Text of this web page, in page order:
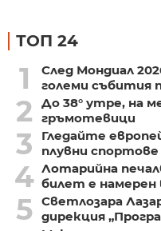
ТОП 24
1
След Мондиал
големи събития
2
До 38° утре, на
гръмотевици
3
Гледайте
плувни
4 Лотарийна
билет е намерен
5 Светлозара
дирекция